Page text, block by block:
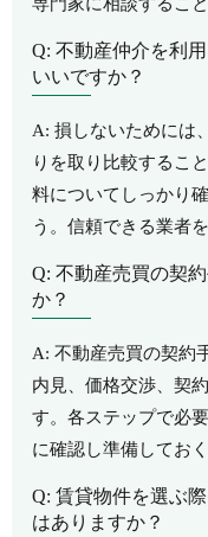
Q: 不動産仲介を利
いいですか？
A: 損しないためには
りを取り比較するこ
料についてしっかり
う。信頼できる業者
Q: 不動産売買の契
か？
A: 不動産売買の契約
内見、価格交渉、契
す。各ステップで必
に確認し準備してお
Q: 賃貸物件を選ぶ
はありますか？